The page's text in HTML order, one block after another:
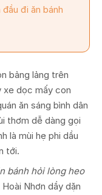
đi ăn bánh
bảng lảng trên
xe dọc mấy con
ăn sáng bình dân
thơm dễ dàng gọi
là mùi hẹ phi dầu
tới.
bánh hỏi lòng heo
Nhơn dầy dặn